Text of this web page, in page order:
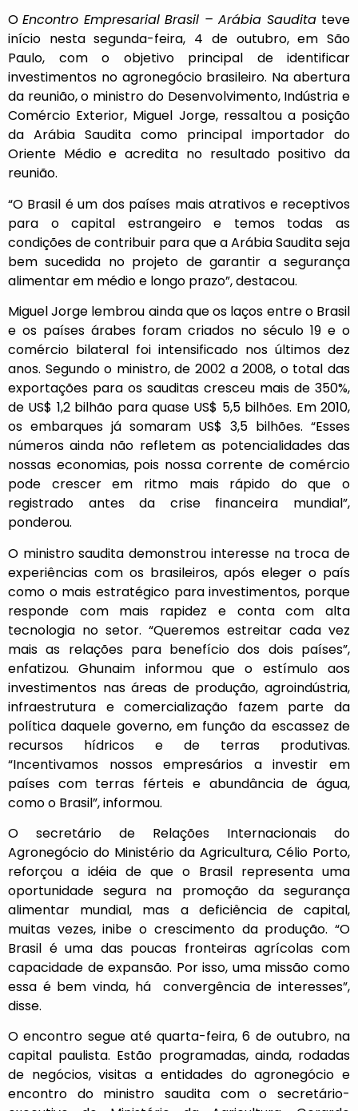
OEncontro Empresarial Brasil – Arábia Saudita teve
início nesta segunda-feira, 4 de outubro, em São
Paulo, com o objetivo principal de identificar
investimentos no agronegócio brasileiro. Na abertura
da reunião, o ministro do Desenvolvimento, Indústria e
Comércio Exterior, Miguel Jorge, ressaltou a posição
da Arábia Saudita como principal importador do
Oriente Médio e acredita no resultado positivo da
reunião.
“O Brasil é um dos países mais atrativos e receptivos
para o capital estrangeiro e temos todas as
condições de contribuir para que a Arábia Saudita seja
bem sucedida no projeto de garantir a segurança
alimentar em médio e longo prazo”, destacou.
Miguel Jorge lembrou ainda que os laços entre o Brasil
e os países árabes foram criados no século 19 e o
comércio bilateral foi intensificado nos últimos dez
anos. Segundo o ministro, de 2002 a 2008, o total das
exportações para os sauditas cresceu mais de 350%,
de US$ 1,2 bilhão para quase US$ 5,5 bilhões. Em 2010,
os embarques já somaram US$ 3,5 bilhões. “Esses
números ainda não refletem as potencialidades das
nossas economias, pois nossa corrente de comércio
pode crescer em ritmo mais rápido do que o
registrado antes da crise financeira mundial”,
ponderou.
O ministro saudita demonstrou interesse na troca de
experiências com os brasileiros, após eleger o país
como o mais estratégico para investimentos, porque
responde com mais rapidez e conta com alta
tecnologia no setor. “Queremos estreitar cada vez
mais as relações para benefício dos dois países”,
enfatizou. Ghunaim informou que o estímulo aos
investimentos nas áreas de produção, agroindústria,
infraestrutura e comercialização fazem parte da
política daquele governo, em função da escassez de
recursos hídricos e de terras produtivas.
“Incentivamos nossos empresários a investir em
países com terras férteis e abundância de água,
como o Brasil”, informou.
O secretário de Relações Internacionais do
Agronegócio do Ministério da Agricultura, Célio Porto,
reforçou a idéia de que o Brasil representa uma
oportunidade segura na promoção da segurança
alimentar mundial, mas a deficiência de capital,
muitas vezes, inibe o crescimento da produção. “O
Brasil é uma das poucas fronteiras agrícolas com
capacidade de expansão. Por isso, uma missão como
essa é bem vinda, há convergência de interesses”,
disse.
O encontro segue até quarta-feira, 6 de outubro, na
capital paulista. Estão programadas, ainda, rodadas
de negócios, visitas a entidades do agronegócio e
encontro do ministro saudita com o secretário-